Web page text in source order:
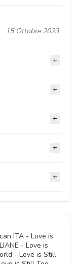
15 Ottobre 2023
21 Aprile 2023
21 Aprile 2023
22 Luglio 2022
05 Luglio 2021
15 Marzo 2021
13 Dicembre 2020
13 Dicembre 2020
ITA - Love is
- Love is
- Love is Still